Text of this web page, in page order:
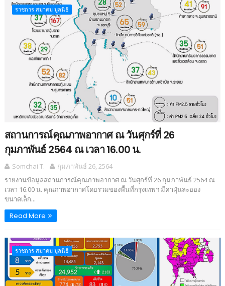
ราชการ สมาคม มูลนิธิ
สถานการณ์คุณภาพอากาศ ณ วันศุกร์ที่ 26
กุมภาพันธ์ 2564 ณ เวลา 16.00 น.
Somchai T.
กุมภาพันธ์ 26, 2564
รายงานข้อมูลสถานการณ์คุณภาพอากาศ ณ วันศุกร์ที่ 26 กุมภาพันธ์ 2564 ณ
เวลา 16.00 น. คุณภาพอากาศโดยรวมของพื้นที่กรุงเทพฯ มีค่าฝุ่นละออง
ขนาดเล็ก...
Read More
ราชการ สมาคม มูลนิธิ